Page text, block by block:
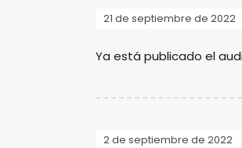
21 de septiembre de 2022
Ya está publicado el
2 de septiembre de 2022